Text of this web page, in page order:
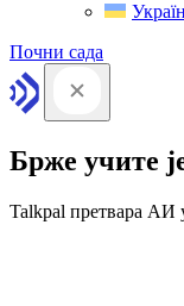
Почни сада
Брже учите
Talkpal претвара АИ